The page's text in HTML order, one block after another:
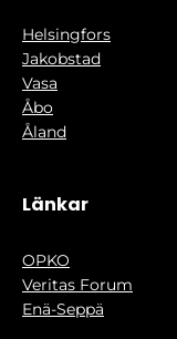
Helsingfors
Jakobstad
Vasa
Åbo
Åland
Länkar
OPKO
Veritas Forum
Enä-Seppä